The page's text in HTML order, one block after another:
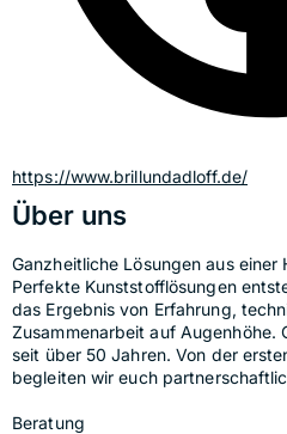
https://www.brillundadloff.de/
Über uns
Ganzheitliche Lösungen aus einer
Perfekte Kunststofflösungen
das Ergebnis von Erfahrung,
Zusammenarbeit auf Augenhöhe.
seit über 50 Jahren. Von der
begleiten wir euch
Beratung